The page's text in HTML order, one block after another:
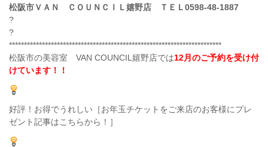
松阪市ＶＡＮ ＣＯＵＮＣＩＬ嬉野店 ＴＥＬ0598-48-1887
?
?
***********************************************************************
松阪市の美容室 VAN COUNCIL嬉野店では12月のご予約を受け付
けています！！
好評！お得でうれしい［お年玉チケットをご来店のお客様にプレ
ゼント記事はこちらから！］